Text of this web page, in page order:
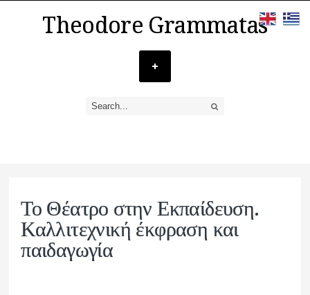
Theodore Grammatas
Το Θέατρο στην Εκπαίδευση.
Καλλιτεχνική έκφραση και
παιδαγωγία